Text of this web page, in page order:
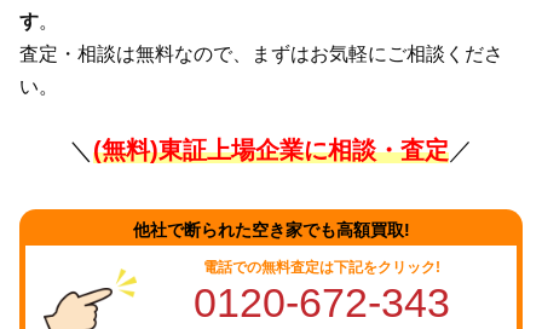
す。
査定・相談は無料なので、まずはお気軽にご相談くださ
い。
＼ (無料)東証上場企業に相談・査定／
他社で断られた空き家でも高額買取!
電話での無料査定は下記をクリック!
0120-672-343